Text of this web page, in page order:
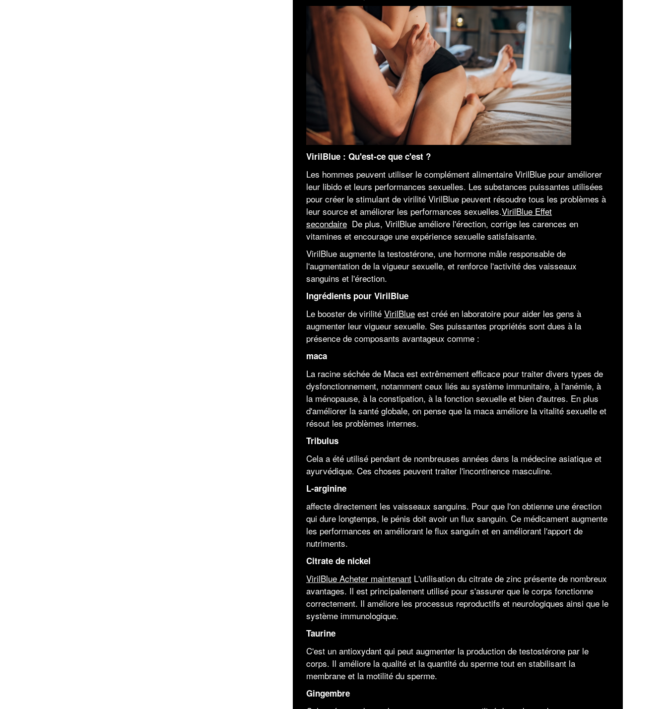
VirilBlue : Qu'est-ce que c'est ?
Les hommes peuvent utiliser le complément alimentaire VirilBlue pour améliorer
leur libido et leurs performances sexuelles. Les substances puissantes utilisées
pour créer le stimulant de virilité VirilBlue peuvent résoudre tous les problèmes à
leur source et améliorer les performances sexuelles.VirilBlue Effet
secondaireDe plus, VirilBlue améliore l'érection, corrige les carences en
vitamines et encourage une expérience sexuelle satisfaisante.
VirilBlue augmente la testostérone, une hormone mâle responsable de
l'augmentation de la vigueur sexuelle, et renforce l'activité des vaisseaux
sanguins et l'érection.
Ingrédients pour VirilBlue
Le booster de virilité VirilBlueest créé en laboratoire pour aider les gens à
augmenter leur vigueur sexuelle. Ses puissantes propriétés sont dues à la
présence de composants avantageux comme :
maca
La racine séchée de Maca est extrêmement efficace pour traiter divers types de
dysfonctionnement, notamment ceux liés au système immunitaire, à l'anémie, à
la ménopause, à la constipation, à la fonction sexuelle et bien d'autres. En plus
d'améliorer la santé globale, on pense que la maca améliore la vitalité sexuelle et
résout les problèmes internes.
Tribulus
Cela a été utilisé pendant de nombreuses années dans la médecine asiatique et
ayurvédique. Ces choses peuvent traiter l'incontinence masculine.
L-arginine
affecte directement les vaisseaux sanguins. Pour que l'on obtienne une érection
qui dure longtemps, le pénis doit avoir un flux sanguin. Ce médicament augmente
les performances en améliorant le flux sanguin et en améliorant l'apport de
nutriments.
Citrate de nickel
VirilBlue Acheter maintenantL'utilisation du citrate de zinc présente de nombreux
avantages. Il est principalement utilisé pour s'assurer que le corps fonctionne
correctement. Il améliore les processus reproductifs et neurologiques ainsi que le
système immunologique.
Taurine
C'est un antioxydant qui peut augmenter la production de testostérone par le
corps. Il améliore la qualité et la quantité du sperme tout en stabilisant la
membrane et la motilité du sperme.
Gingembre